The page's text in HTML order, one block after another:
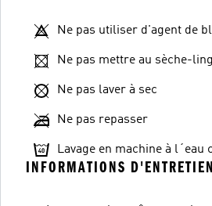
Ne pas utiliser d'agent de
Ne pas mettre au sèche-
Ne pas laver à sec
Ne pas repasser
Lavage en machine à l´eau
INFORMATIONS D'ENTRETIEN